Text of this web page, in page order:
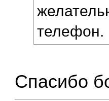
телефон.
Спасибо